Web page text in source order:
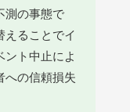
測の事態で
えることでイ
ント中止によ
への信頼損失